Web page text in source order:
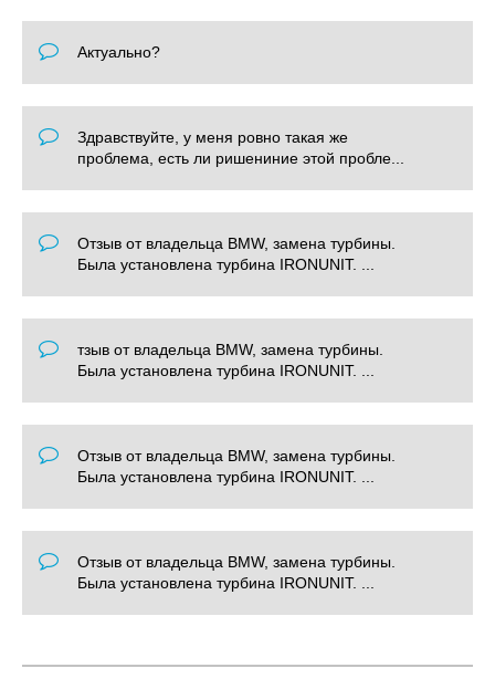
Актуально?
Здравствуйте, у меня ровно такая же
проблема, есть ли ришениние этой пробле...
Отзыв от владельца BMW, замена турбины.
Была установлена турбина IRONUNIT. ...
тзыв от владельца BMW, замена турбины.
Была установлена турбина IRONUNIT. ...
Отзыв от владельца BMW, замена турбины.
Была установлена турбина IRONUNIT. ...
Отзыв от владельца BMW, замена турбины.
Была установлена турбина IRONUNIT. ...